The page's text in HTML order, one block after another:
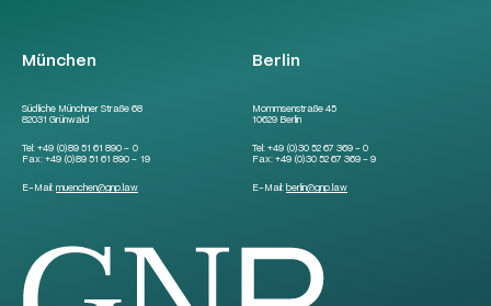
München
Südliche Münchner Straße 68
82031 Grünwald
Tel:+49 (0)89 51 61 890 – 0
Fax:+49 (0)89 51 61 890 – 19
E-Mail:muenchen@gnp.law
Berlin
Mommsenstraße 45
10629 Berlin
Tel: +49 (0)30 52 67 369 – 0
Fax: +49 (0)30 52 67 369 – 9
E-Mail: berlin@gnp.law